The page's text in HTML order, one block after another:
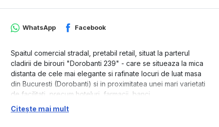
WhatsApp Facebook
Spaitul comercial stradal, pretabil retail, situat la parterul
cladirii de birouri "Dorobanti 239" - care se situeaza la mica
distanta de cele mai elegante si rafinate locuri de luat masa
din Bucuresti (Dorobanti) si in proximitatea unei mari varietati
de facilitati, precum hoteluri, farmacii, banci.
- Cladire incadrata in Clasa A;
Citește mai mult